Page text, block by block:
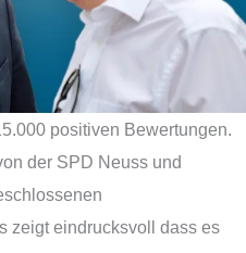
positiven Bewertungen.
der SPD Neuss und
zeigt eindrucksvoll dass es